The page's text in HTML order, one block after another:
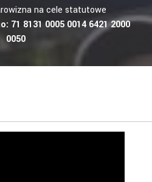
na cele statutowe
71 8131 0005 0014 6421 2000
0050